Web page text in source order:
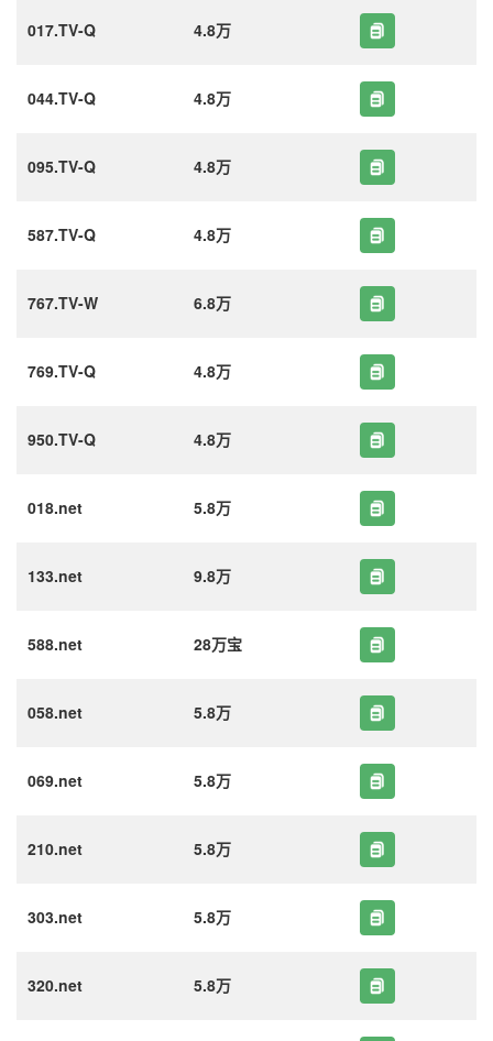
017.TV-Q 4.8万
044.TV-Q 4.8万
095.TV-Q 4.8万
587.TV-Q 4.8万
767.TV-W 6.8万
769.TV-Q 4.8万
950.TV-Q 4.8万
018.net 5.8万
133.net 9.8万
588.net 28万宝
058.net 5.8万
069.net 5.8万
210.net 5.8万
303.net 5.8万
320.net 5.8万